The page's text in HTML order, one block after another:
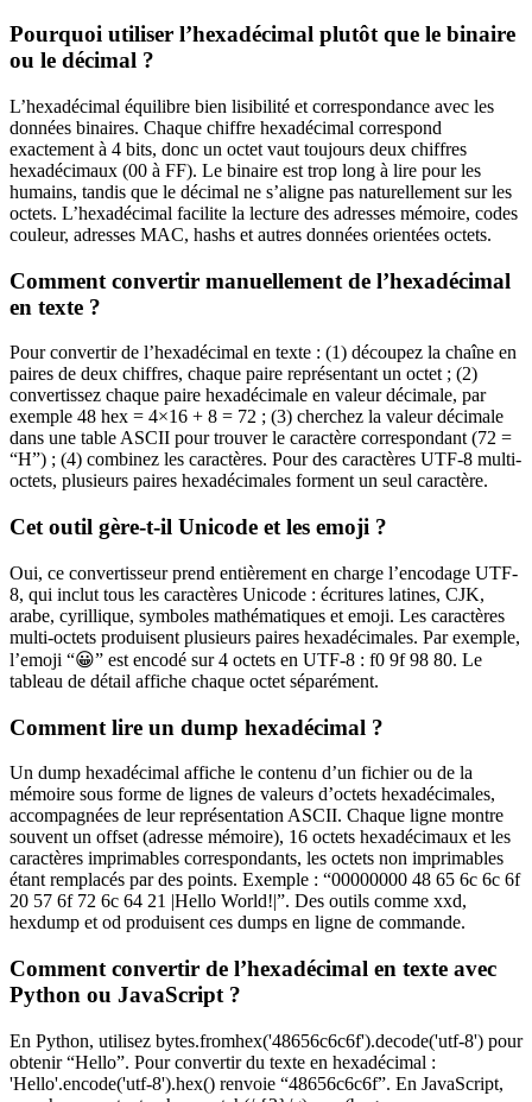
Pourquoi utiliser l’hexadécimal plutôt que le binaire
ou le décimal ?
L’hexadécimal équilibre bien lisibilité et correspondance avec les
données binaires. Chaque chiffre hexadécimal correspond
exactement à 4 bits, donc un octet vaut toujours deux chiffres
hexadécimaux (00 à FF). Le binaire est trop long à lire pour les
humains, tandis que le décimal ne s’aligne pas naturellement sur les
octets. L’hexadécimal facilite la lecture des adresses mémoire, codes
couleur, adresses MAC, hashs et autres données orientées octets.
Comment convertir manuellement de l’hexadécimal
en texte ?
Pour convertir de l’hexadécimal en texte : (1) découpez la chaîne en
paires de deux chiffres, chaque paire représentant un octet ; (2)
convertissez chaque paire hexadécimale en valeur décimale, par
exemple 48 hex = 4×16 + 8 = 72 ; (3) cherchez la valeur décimale
dans une table ASCII pour trouver le caractère correspondant (72 =
“H”) ; (4) combinez les caractères. Pour des caractères UTF-8 multi-
octets, plusieurs paires hexadécimales forment un seul caractère.
Cet outil gère-t-il Unicode et les emoji ?
Oui, ce convertisseur prend entièrement en charge l’encodage UTF-
8, qui inclut tous les caractères Unicode : écritures latines, CJK,
arabe, cyrillique, symboles mathématiques et emoji. Les caractères
multi-octets produisent plusieurs paires hexadécimales. Par exemple,
l’emoji “😀” est encodé sur 4 octets en UTF-8 : f0 9f 98 80. Le
tableau de détail affiche chaque octet séparément.
Comment lire un dump hexadécimal ?
Un dump hexadécimal affiche le contenu d’un fichier ou de la
mémoire sous forme de lignes de valeurs d’octets hexadécimales,
accompagnées de leur représentation ASCII. Chaque ligne montre
souvent un offset (adresse mémoire), 16 octets hexadécimaux et les
caractères imprimables correspondants, les octets non imprimables
étant remplacés par des points. Exemple : “00000000 48 65 6c 6c 6f
20 57 6f 72 6c 64 21 |Hello World!|”. Des outils comme xxd,
hexdump et od produisent ces dumps en ligne de commande.
Comment convertir de l’hexadécimal en texte avec
Python ou JavaScript ?
En Python, utilisez bytes.fromhex('48656c6c6f').decode('utf-8') pour
obtenir “Hello”. Pour convertir du texte en hexadécimal :
'Hello'.encode('utf-8').hex() renvoie “48656c6c6f”. En JavaScript,